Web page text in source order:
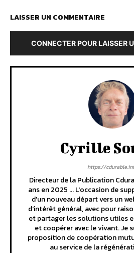
LAISSER UN COMMENTAIRE
CONNECTER POUR LAISSER
Cyrille
https://
Directeur de la Publication
ans en 2025 ... L'occasion de
d'un nouveau départ vers un
d'intérêt général, avec pour
et partager les solutions utiles
et coopérer avec le vivant. Je
proposition de coopération
au service de la